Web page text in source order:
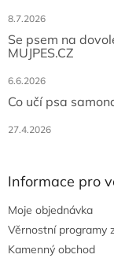
8.7.2026
Se psem na
MUJPES.CZ
6.6.2026
Co učí psa
27.4.2026
Informace pro
Moje objednávka
Věrnostní programy
Kamenný obchod